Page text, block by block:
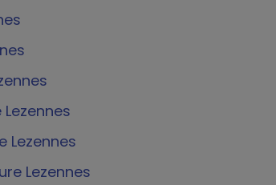
Lezennes
Lezennes